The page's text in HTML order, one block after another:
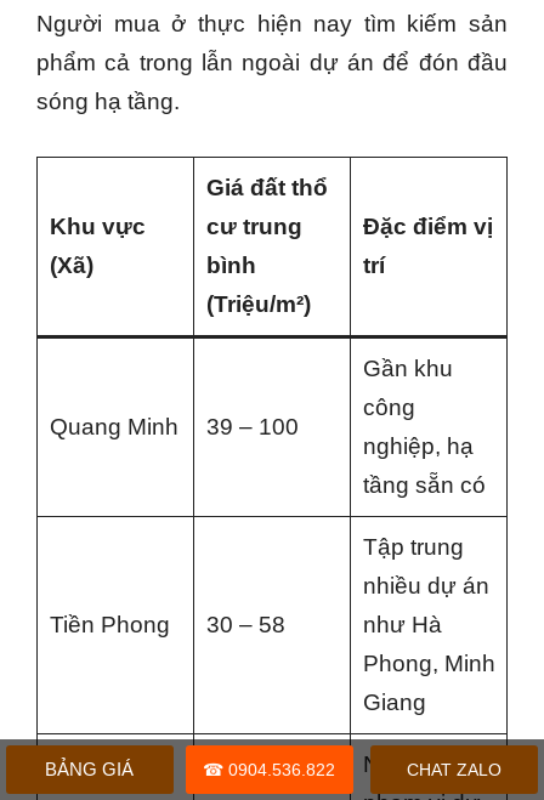
Người mua ở thực hiện nay tìm kiếm sản
phẩm cả trong lẫn ngoài dự án để đón đầu
sóng hạ tầng.
Khu vực
(Xã)
Giá đất thổ
cư trung
bình
(Triệu/m²)
Đặc điểm vị
trí
Quang Minh 39 – 100
Gần khu
công
nghiệp, hạ
tầng sẵn có
Tiền Phong 30 – 58
Tập trung
nhiều dự án
như Hà
Phong, Minh
Giang
Nằm trong
BẢNG GIÁ ☎ 0904.536.822 CHAT ZALO